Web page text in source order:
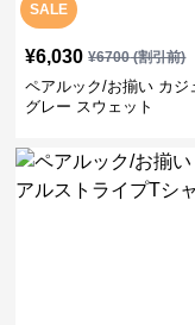
SALE
¥6,030 ¥6700(割引前)
ペアルック/お揃い カジ
グレー スウェット